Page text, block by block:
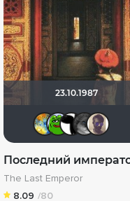
23.10.1987
Последний
The Last Emperor
8.09 /80